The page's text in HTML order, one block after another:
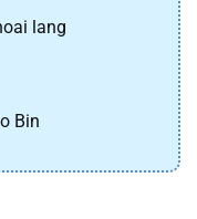
lang
Bin